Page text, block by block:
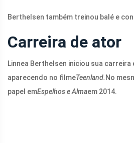
Berthelsen também treinou balé e
Carreira de ator
Linnea Berthelsen iniciou sua carreira
aparecendo no filmeTeenland. No
papel emEspelhos e Almaem 2014.